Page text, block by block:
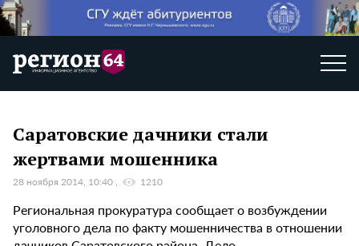
Саратовские дачники стали
жертвами мошенника
28 ноября 2014, 10:40 1210
Региональная прокуратура сообщает о возбуждении
уголовного дела по факту мошенничества в отношении